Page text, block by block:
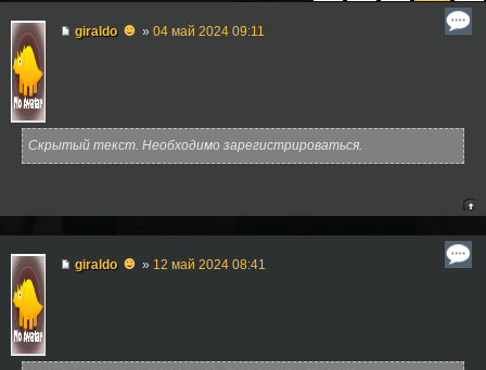
giraldo ☻ » 04 май 2024 09:11
Скрытый текст. Необходимо зарегистрироваться.
giraldo ☻ » 12 май 2024 08:41